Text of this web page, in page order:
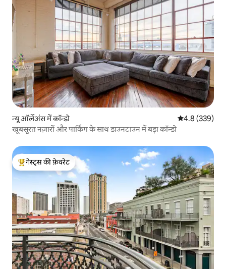
न्यू ऑर्लेअंस में कॉन्डो औसत रेटिंग 5 में
4.8 (339)
खूबसूरत नज़ारों और पार्किंग के साथ डाउनटाउन में बड़ा कॉन्डो
गेस्ट्स का टॉप फ़ेवरेट
गेस्ट्स की फ़ेवरेट